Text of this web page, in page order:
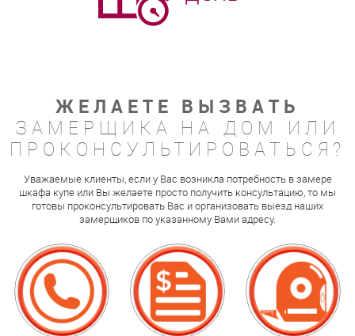
ЖЕЛАЕТЕ ВЫЗВАТЬ
ЗАМЕРЩИКА НА ДОМ ИЛИ
ПРОКОНСУЛЬТИРОВАТЬСЯ?
Уважаемые клиенты, если у Вас возникла потребность в замере
шкафа купе или Вы желаете просто получить консультацию, то мы
готовы проконсультировать Вас и организовать выезд наших
замерщиков по указанному Вами адресу.